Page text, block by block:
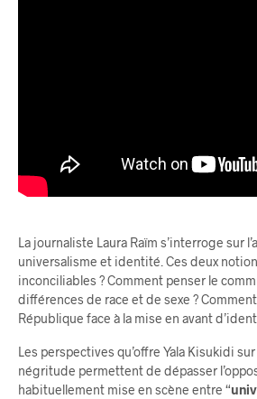
La journaliste Laura Raïm s’interroge sur
universalisme et identité. Ces deux
inconciliables ? Comment penser le
différences de race et de sexe ?
République face à la mise en avant
Les perspectives qu’offre Yala Kisukidi
négritude permettent de dépasser
habituellement mise en scène entre “